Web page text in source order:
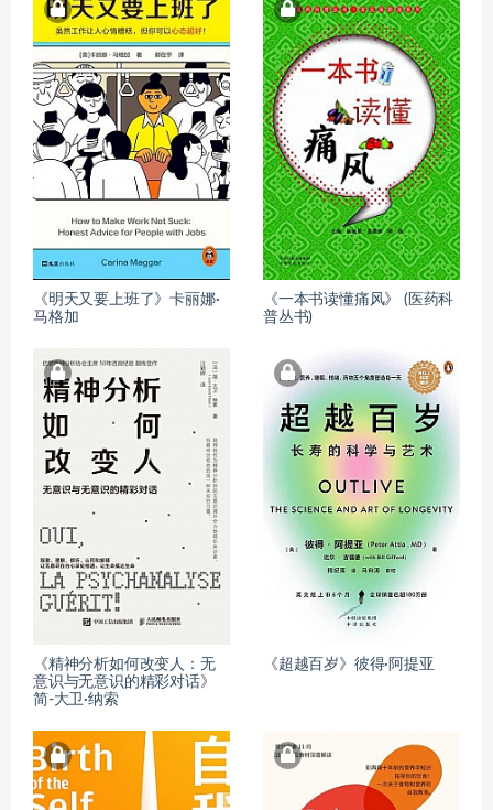
《明天又要上班了》卡丽娜·
马格加
《一本书读懂痛风》 (医药科
普丛书)
《精神分析如何改变人：无
意识与无意识的精彩对话》
简-大卫·纳索
《超越百岁》彼得·阿提亚